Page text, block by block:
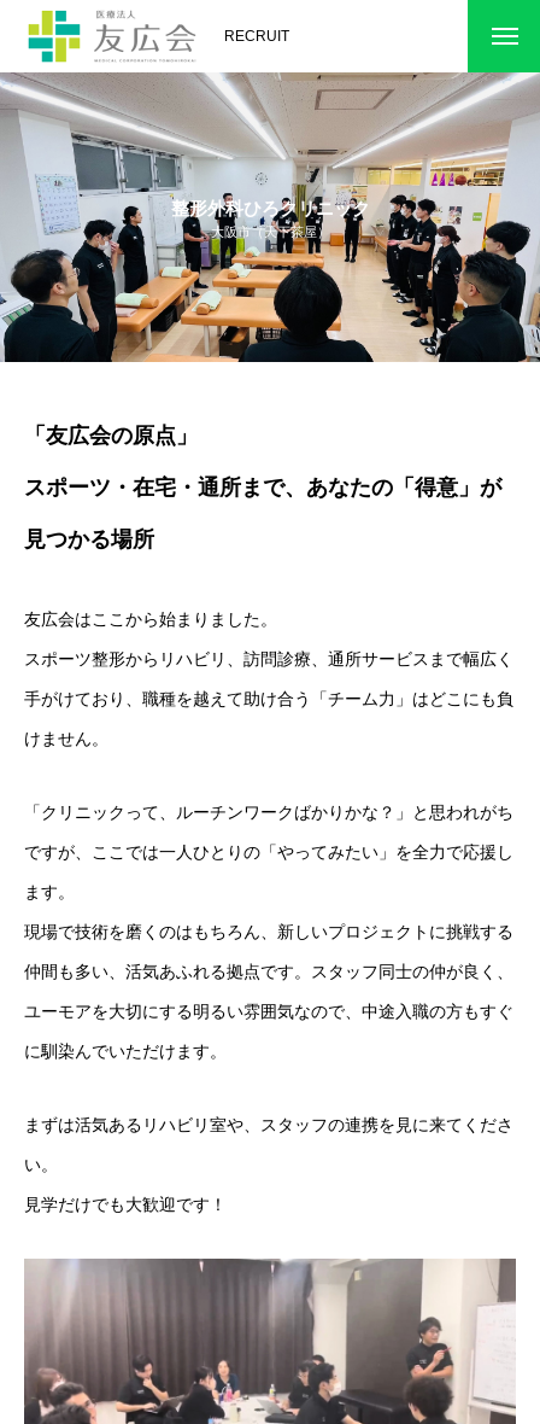
RECRUIT
新卒採用
中途採用
整形外科ひろクリニック
大阪市（天下茶屋）
「友広会の原点」
スポーツ・在宅・通所まで、あなたの「得意」が
見つかる場所
友広会はここから始まりました。
スポーツ整形からリハビリ、訪問診療、通所サービスまで幅広く
手がけており、職種を越えて助け合う「チーム力」はどこにも負
けません。
「クリニックって、ルーチンワークばかりかな？」と思われがち
ですが、ここでは一人ひとりの「やってみたい」を全力で応援し
ます。
現場で技術を磨くのはもちろん、新しいプロジェクトに挑戦する
仲間も多い、活気あふれる拠点です。スタッフ同士の仲が良く、
ユーモアを大切にする明るい雰囲気なので、中途入職の方もすぐ
に馴染んでいただけます。
まずは活気あるリハビリ室や、スタッフの連携を見に来てくださ
い。
見学だけでも大歓迎です！